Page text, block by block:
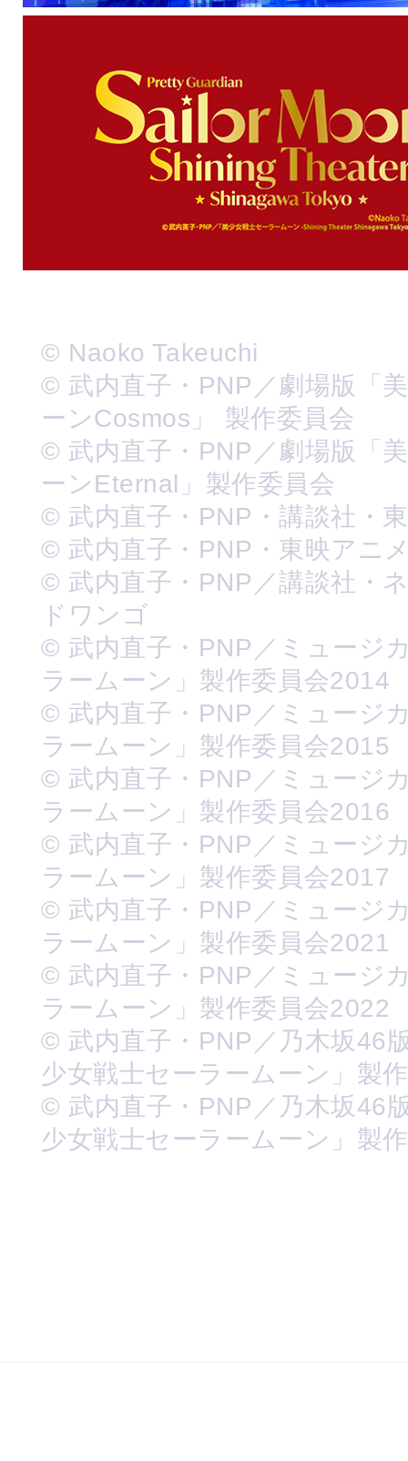
© Naoko Takeuchi
© 武内直子・PNP／劇場版「
ーンCosmos」 製作委員会
© 武内直子・PNP／劇場版「
ーンEternal」製作委員会
© 武内直子・PNP・講談社・
© 武内直子・PNP・東映アニ
© 武内直子・PNP／講談社・
ドワンゴ
© 武内直子・PNP／ミュージ
ラームーン」製作委員会2014
© 武内直子・PNP／ミュージ
ラームーン」製作委員会2015
© 武内直子・PNP／ミュージ
ラームーン」製作委員会2016
© 武内直子・PNP／ミュージ
ラームーン」製作委員会2017
© 武内直子・PNP／ミュージ
ラームーン」製作委員会2021
© 武内直子・PNP／ミュージ
ラームーン」製作委員会2022
© 武内直子・PNP／乃木坂46
少女戦士セーラームーン」製
© 武内直子・PNP／乃木坂46
少女戦士セーラームーン」製